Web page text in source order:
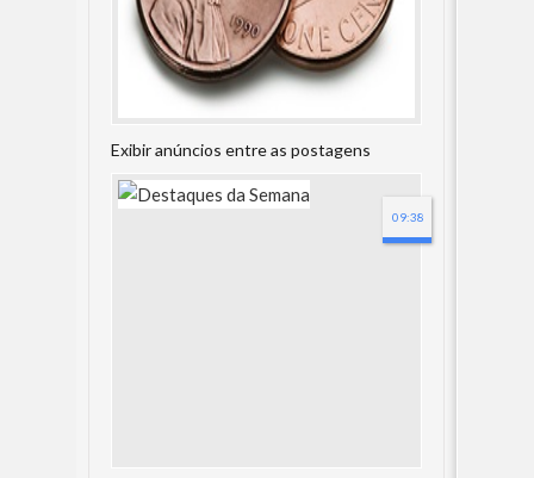
Exibir anúncios entre as postagens
09:38